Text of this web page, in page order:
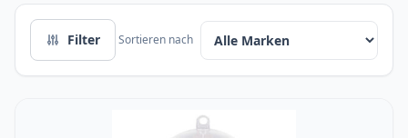
Filter Sortieren nach